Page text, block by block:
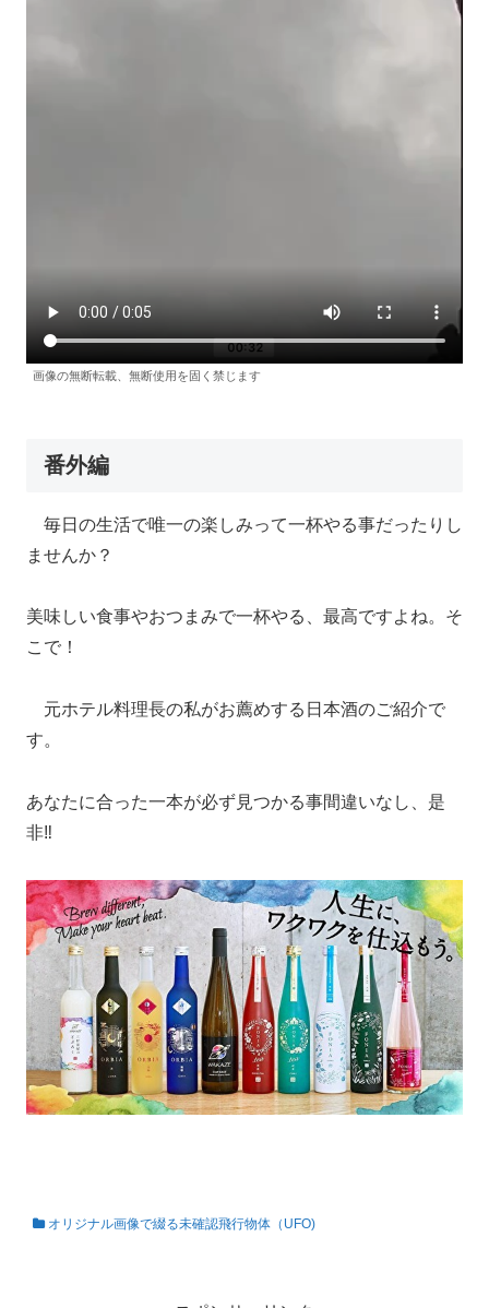
画像の無断転載、無断使用を固く禁じます
番外編
毎日の生活で唯一の楽しみって一杯やる事だったりし
ませんか？
美味しい食事やおつまみで一杯やる、最高ですよね。そ
こで！
元ホテル料理長の私がお薦めする日本酒のご紹介で
す。
あなたに合った一本が必ず見つかる事間違いなし、是
非‼
オリジナル画像で綴る未確認飛行物体（UFO)